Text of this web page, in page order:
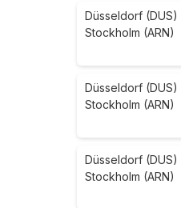
Düsseldorf (DUS)
Stockholm (ARN)
Düsseldorf (DUS)
Stockholm (ARN)
Düsseldorf (DUS)
Stockholm (ARN)